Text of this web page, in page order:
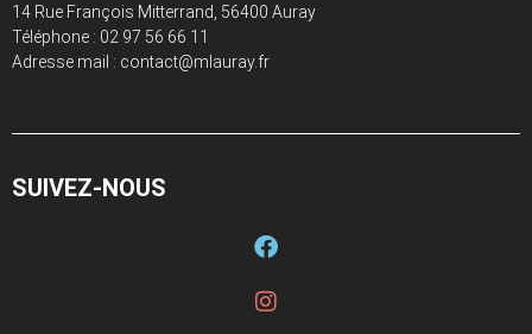
14 Rue François Mitterrand, 56400 Auray
Téléphone : 02 97 56 66 11
Adresse mail : contact@mlauray.fr
SUIVEZ-NOUS